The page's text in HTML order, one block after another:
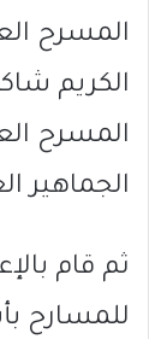
المسرح
الكريم
المسرح
الجماهير
ثم قام
للمسارح